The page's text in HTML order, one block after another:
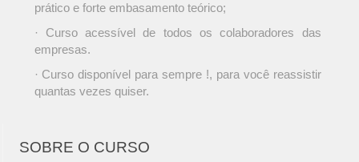
prático e forte embasamento teórico;
· Curso acessível de todos os colaboradores das
empresas.
· Curso disponível para sempre !, para você reassistir
quantas vezes quiser.
SOBRE O CURSO